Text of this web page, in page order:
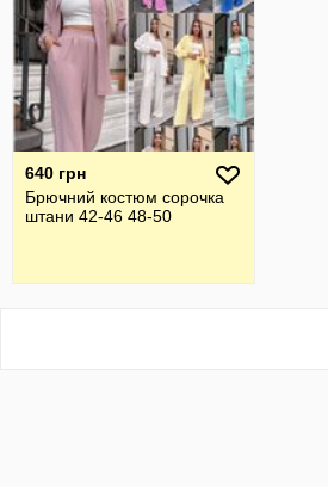
640 грн
Брючний костюм сорочка
штани 42-46 48-50